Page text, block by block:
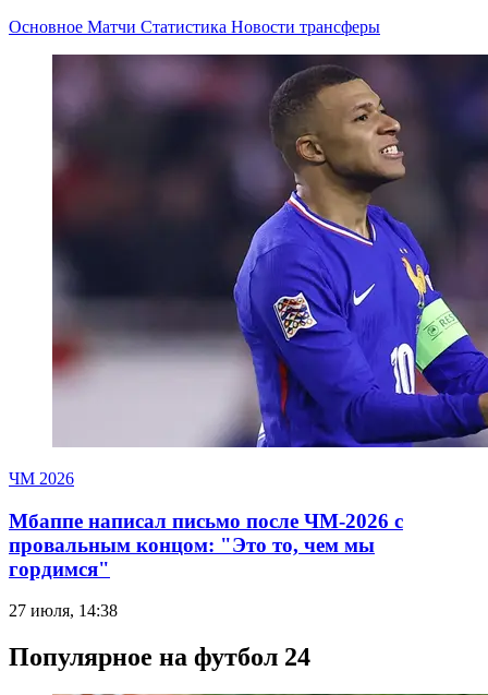
Основное Матчи Статистика Новости трансферы
ЧМ 2026
Мбаппе написал письмо после ЧМ-2026 с
провальным концом: "Это то, чем мы
гордимся"
27 июля, 14:38
Популярное на футбол 24